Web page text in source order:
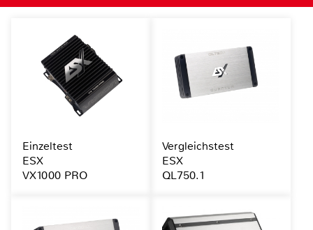
Einzeltest
ESX
VX1000 PRO
Vergleichstest
ESX
QL750.1